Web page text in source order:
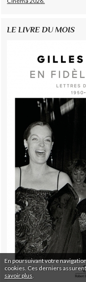
En poursuivant votre
cookies. Ces derniers
savoir plus
LE LIVRE DU MOIS